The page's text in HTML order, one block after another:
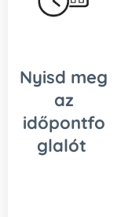
Nyisd meg
az
időpontfo
glalót